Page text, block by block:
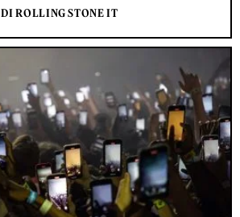
DI ROLLING STONE IT